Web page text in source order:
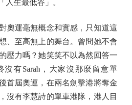
人生最低谷」。
運毫無概念和實感，只知道這
、至高無上的舞台。曾問她不會
壓力嗎？她笑笑不以為然回答一
有Sarah，大家沒那麼留意單
首屆奧運，在兩名劍擊港將奪金
沒有李慧詩的單車港隊，港人目